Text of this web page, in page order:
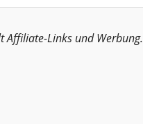
Affiliate-Links und Werbung.